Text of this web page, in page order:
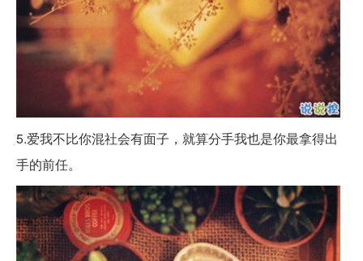
5.爱我不比你混社会有面子，就算分手我也是你最拿得出
手的前任。